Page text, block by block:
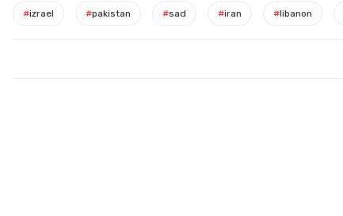
#izrael #pakistan #sad #iran #libanon